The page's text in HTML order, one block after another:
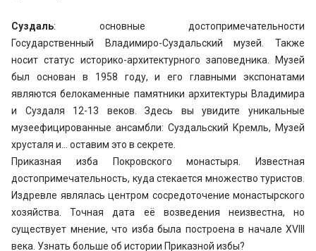
Суздаль: основные достопримечательности
Государственный Владимиро-Суздальский музей. Также
носит статус историко-архитектурного заповедника. Музей
был основан в 1958 году, и его главными экспонатами
являются белокаменные памятники архитектуры Владимира
и Суздаля 12-13 веков. Здесь вы увидите уникальные
музеефицированные ансамбли: Суздальский Кремль, Музей
хрусталя и… оставим это в секрете.
Приказная изба Покровского монастыря. Известная
достопримечательность, куда стекается множество туристов.
Издревле являлась центром сосредоточение монастырского
хозяйства. Точная дата её возведения неизвестна, но
существует мнение, что изба была построена в начале XVIII
века. Узнать больше об истории Приказной избы?